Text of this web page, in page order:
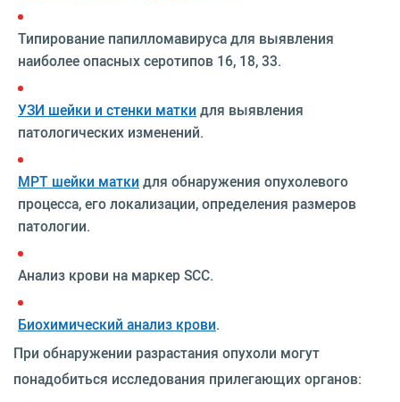
Типирование папилломавируса для выявления
наиболее опасных серотипов 16, 18, 33.
УЗИ шейки и стенки матки для выявления
патологических изменений.
МРТ шейки матки для обнаружения опухолевого
процесса, его локализации, определения размеров
патологии.
Анализ крови на маркер SCC.
Биохимический анализ крови.
При обнаружении разрастания опухоли могут
понадобиться исследования прилегающих органов: